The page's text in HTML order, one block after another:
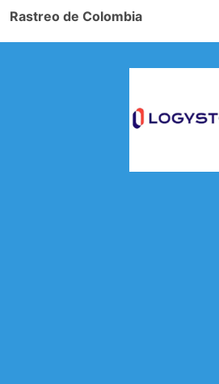
Rastreo de Colombia